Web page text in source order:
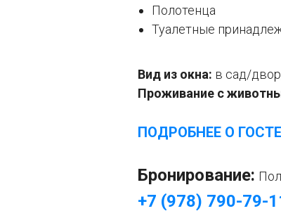
Полотенца
Туалетные
Вид из окна: в сад/
Проживание с
ПОДРОБНЕЕ О
Бронирование:
+7 (978) 790-79-